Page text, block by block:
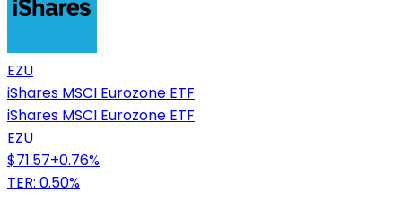
EZU
iShares MSCI Eurozone ETF
iShares MSCI Eurozone ETF
EZU
$71.57+0.76%
TER: 0.50%